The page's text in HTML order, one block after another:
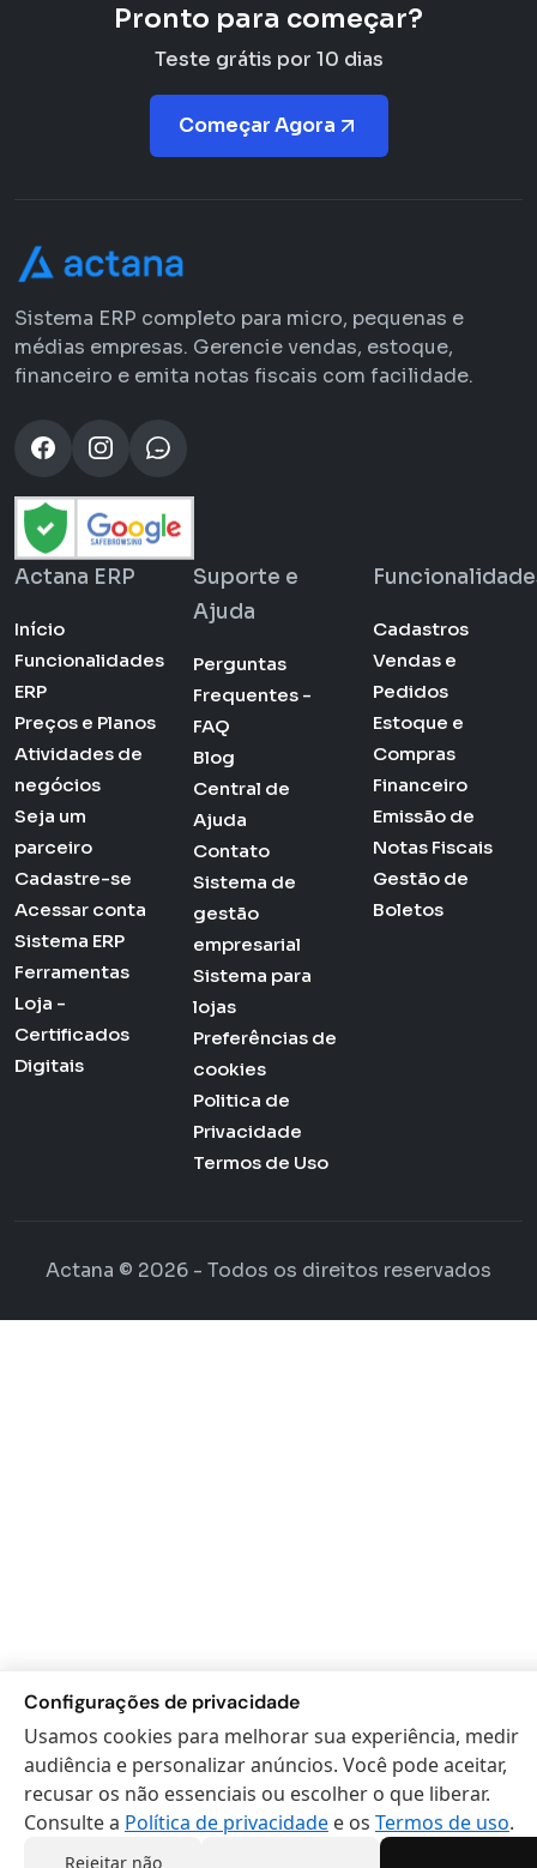
Pronto para começar?
Teste grátis por 10 dias
Começar Agora
Sistema ERP completo para micro, pequenas e
médias empresas. Gerencie vendas, estoque,
financeiro e emita notas fiscais com facilidade.
Actana ERP
Início
Funcionalidades
ERP
Preços e Planos
Atividades de
negócios
Seja um
parceiro
Cadastre-se
Acessar conta
Sistema ERP
Ferramentas
Loja -
Certificados
Digitais
Suporte e
Ajuda
Perguntas
Frequentes -
FAQ
Blog
Central de
Ajuda
Contato
Sistema de
gestão
empresarial
Sistema para
lojas
Preferências de
cookies
Politica de
Privacidade
Termos de Uso
Cadastros
Vendas e
Pedidos
Estoque e
Compras
Financeiro
Emissão de
Notas Fiscais
Gestão de
Boletos
Actana © 2026 - Todos os direitos reservados
Configurações de privacidade
Usamos cookies para melhorar sua experiência, medir
audiência e personalizar anúncios. Você pode aceitar,
recusar os não essenciais ou escolher o que liberar.
Consulte a Política de privacidade e os Termos de uso.
Rejeitar não